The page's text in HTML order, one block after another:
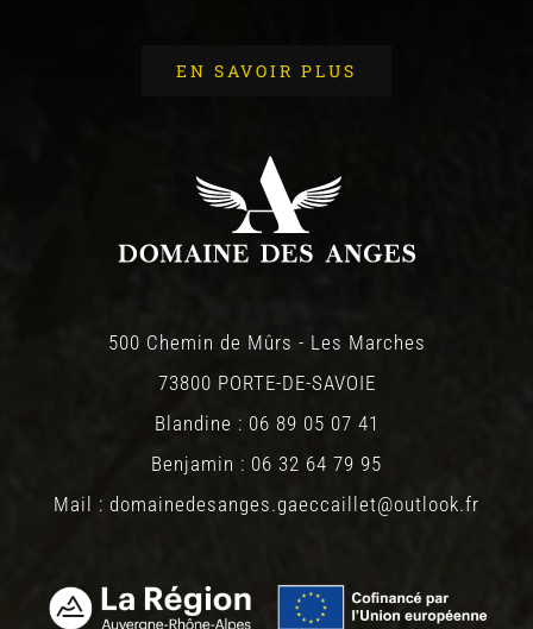
EN SAVOIR PLUS
500 Chemin de Mûrs - Les Marches
73800 PORTE-DE-SAVOIE
Blandine : 06 89 05 07 41
Benjamin : 06 32 64 79 95
Mail : domainedesanges.gaeccaillet@outlook.fr